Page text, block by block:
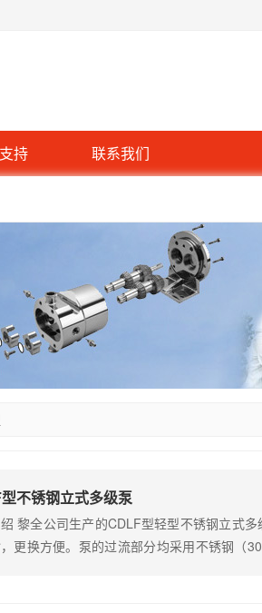
持 联系我们
不锈钢立式多级泵
黎全公司生产的CDLF型轻型不锈钢立式
更换方便。泵的过流部分均采用不锈钢（